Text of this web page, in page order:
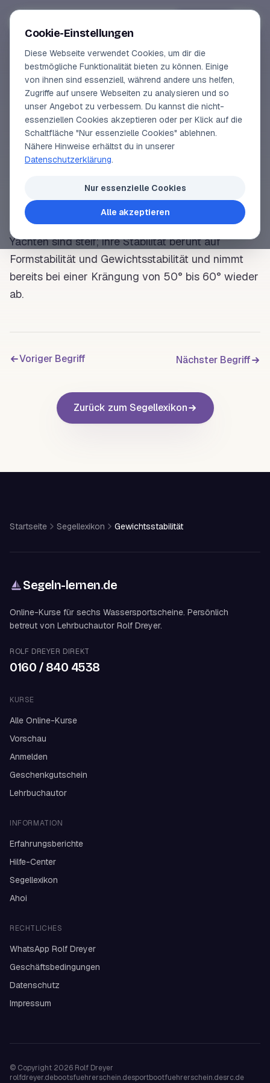
Online-Kurse
Vorschau
Erfahrungen
Lehrbuchautor
SEGELLEXIKON
Gewichtsstabilität
Stabilität , die durch einen tiefen Schwerpunkt
Eine alte, klassischeYachtistrank; ihre
Gewichtsstabilität steigt bis zu einer
Krängungvon
90° und nimmt erst danach langsam ab. Moderne
Yachten sindsteif; ihreStabilitätberuht auf
Formstabilität und Gewichtsstabilität und nimmt
bereits bei einer Krängung von 50° bis 60° wieder
ab.
Voriger Begriff Nächster Begriff
Zurück zum Segellexikon
Startseite Segellexikon Gewichtsstabilität
Segeln-lernen.de
Online-Kurse für sechs Wassersportscheine. Persönlich
betreut von Lehrbuchautor Rolf Dreyer.
ROLF DREYER DIREKT
0160 / 840 4538
KURSE
Alle Online-Kurse
Vorschau
Anmelden
Geschenkgutschein
Lehrbuchautor
INFORMATION
Erfahrungsberichte
Hilfe-Center
Segellexikon
Ahoi
RECHTLICHES
WhatsApp Rolf Dreyer
Geschäftsbedingungen
Datenschutz
Impressum
© Copyright 2026 Rolf Dreyer
rolfdreyer.debootsfuehrerschein.desportbootfuehrerschein.desrc.de
Cookie-Einstellungen
Diese Webseite verwendet Cookies, um dir die
bestmögliche Funktionalität bieten zu können. Einige
von ihnen sind essenziell, während andere uns helfen,
Zugriffe auf unsere Webseiten zu analysieren und so
unser Angebot zu verbessern. Du kannst die nicht-
essenziellen Cookies akzeptieren oder per Klick auf die
Schaltfläche "Nur essenzielle Cookies" ablehnen.
Nähere Hinweise erhältst du in unserer
Datenschutzerklärung.
Nur essenzielle Cookies
Alle akzeptieren